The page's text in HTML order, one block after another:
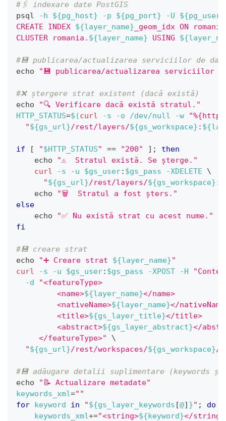
#🖇 indexare date PostGIS
psql
-h ${pg_host} -p ${pg_port} -U
${pg_user}
CREATE INDEX ${layer_name} _geom_idx ON
CLUSTER romania. ${layer_name} USING
#💾 publicarea/actualizarea serviciilor de
echo
"💾 publicarea/actualizarea serviciilor
#❌ ștergere strat existent (dacă există)
echo
"🔍 Verificare dacă există stratul."
HTTP_STATUS=$(curl -s -o /dev/null -w
"${gs_url}/rest/layers/${gs_workspace} :
if [ "$HTTP_STATUS" == "200" ] ;
then
echo
"⚠️  Stratul există. Se șterge."
curl
-s -u $gs_user: $gs_pass -XDELETE
\
"${gs_url}/rest/layers/${gs_workspace} :
echo
"🗑️  Stratul a fost șters."
else
echo
"✅ Nu există strat cu acest nume."
fi
#💾 creare strat
echo
"➕ Creare strat ${layer_name}"
curl
-s -u $gs_user: $gs_pass -XPOST -H
-d
"<featureType>
         <name>
${layer_name}</name>
         <nativeName>
${layer_name}</
         <title>
${gs_layer_title}</title>
         <abstract>
${gs_layer_abstract}</
     </featureType>"
\
"${gs_url}/rest/workspaces/${gs_workspace}/
#💾 adăugare detalii suplimentare (keywords
echo
"📝 Actualizare metadate"
keywords_xml=""
for keyword in "${gs_layer_keywords [@] }" ;
do
keywords_xml+="<string>${keyword}</